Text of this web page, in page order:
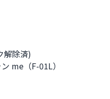
解除済)
me（F-01L）